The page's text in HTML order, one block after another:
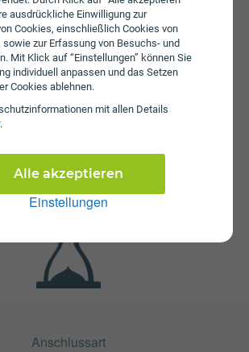
ausdrückliche Einwilligung zur
Cookies, einschließlich Cookies von
sowie zur Erfassung von Besuchs- und
Mit Klick auf “Einstellungen” können Sie
individuell anpassen und das Setzen
Cookies ablehnen.
mit allen Details
.
Einstellungen
Alle akzeptieren
Monaten Bindung erhältlich. Die
beträgt 1 Monat.
Anschlussart